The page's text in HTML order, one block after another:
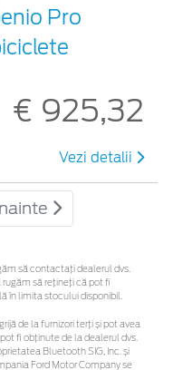
Pro
€ 925,32
Vezi detalii
să contactaţi dealerul dvs.
să rețineți că pot fi
în limita stocului disponibil.
de la furnizori terți și pot avea
fi obținute de la dealerul dvs.
Bluetooth SIG, Inc. și
Ford Motor Company se